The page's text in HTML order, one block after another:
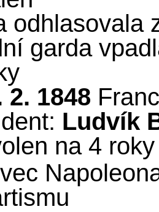
odhlasovala
garda
2. 1848
Ludvík
na 4 roky